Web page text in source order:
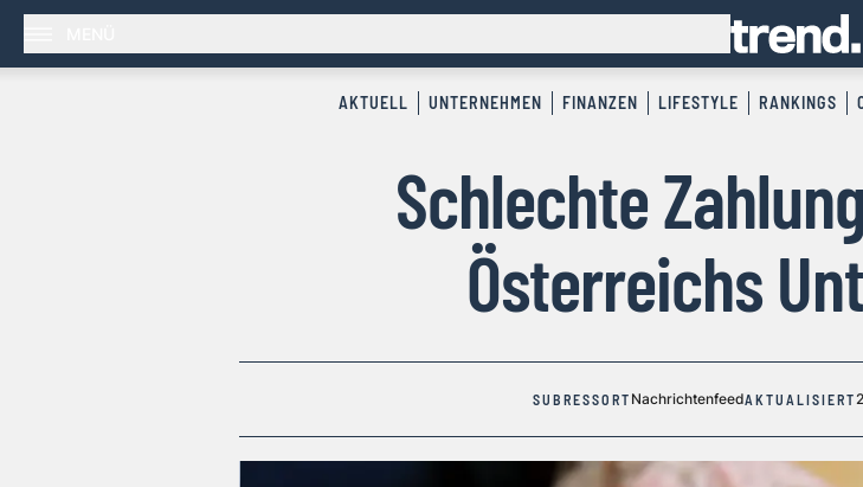
AKTUELL UNTERNEHMEN FINANZEN LIFESTYLE RANKINGS
Schlechte
Österreichs
SUBRESSORT NachrichtenfeedAKTUALISIERT